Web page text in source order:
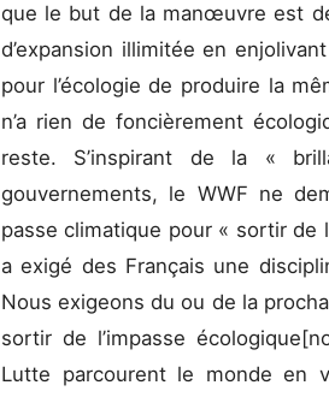
que le but de la manœuvre est
d’expansion illimitée en
pour l’écologie de produire la
n’a rien de foncièrement
reste. S’inspirant de la «
gouvernements, le WWF ne
passe climatique pour « sortir de
a exigé des Français une
Nous exigeons du ou de la
sortir de l’impasse
Lutte parcourent le monde en